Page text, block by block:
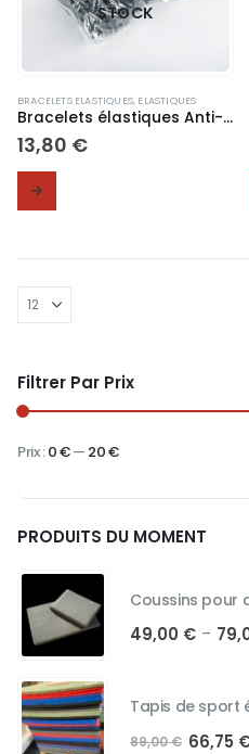
STOCK
BRACELETS ELASTIQUES, ELASTIQUES
Bracelets élastiques Anti-UV 70 x 10 x 1,2 mm
13,80 €
Filtrer Par Prix
Prix :0 €— 20 €
PRODUITS DU MOMENT
49,00 € –
Tapis de sport
89,00€ Le
66,75